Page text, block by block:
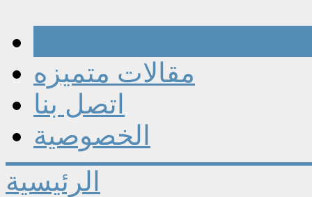
مقالات متميزه
اتصل بنا
الخصوصية
الرئيسية